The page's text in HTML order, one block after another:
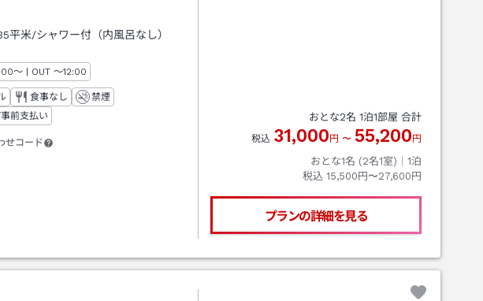
平米/シャワー付（内風呂なし）
ックイン
～ | OUT チェックアウト
～12:00
食事なし
禁煙
前支払い
せコード
おとな2名 1泊1部屋 合計
税込 31,000円 〜 55,200円
おとな1名 (2名1室)｜ 1泊
税込 15,500円〜27,600円
プランの詳細を見る